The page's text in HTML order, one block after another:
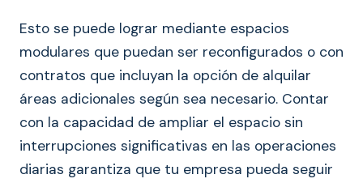
Esto se puede lograr mediante espacios
modulares que puedan ser reconfigurados o con
contratos que incluyan la opción de alquilar
áreas adicionales según sea necesario. Contar
con la capacidad de ampliar el espacio sin
interrupciones significativas en las operaciones
diarias garantiza que tu empresa pueda seguir